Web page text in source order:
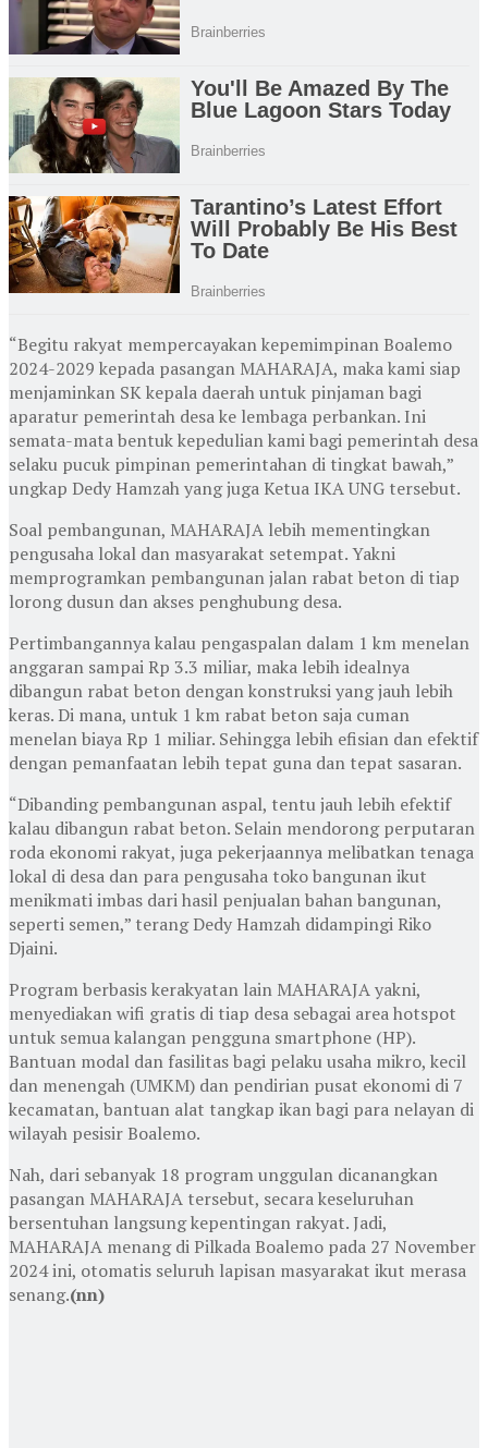
“Begitu rakyat mempercayakan kepemimpinan Boalemo
2024-2029 kepada pasangan MAHARAJA, maka kami siap
menjaminkan SK kepala daerah untuk pinjaman bagi
aparatur pemerintah desa ke lembaga perbankan. Ini
semata-mata bentuk kepedulian kami bagi pemerintah desa
selaku pucuk pimpinan pemerintahan di tingkat bawah,”
ungkap Dedy Hamzah yang juga Ketua IKA UNG tersebut.
Soal pembangunan, MAHARAJA lebih mementingkan
pengusaha lokal dan masyarakat setempat. Yakni
memprogramkan pembangunan jalan rabat beton di tiap
lorong dusun dan akses penghubung desa.
Pertimbangannya kalau pengaspalan dalam 1 km menelan
anggaran sampai Rp 3.3 miliar, maka lebih idealnya
dibangun rabat beton dengan konstruksi yang jauh lebih
keras. Di mana, untuk 1 km rabat beton saja cuman
menelan biaya Rp 1 miliar. Sehingga lebih efisian dan efektif
dengan pemanfaatan lebih tepat guna dan tepat sasaran.
“Dibanding pembangunan aspal, tentu jauh lebih efektif
kalau dibangun rabat beton. Selain mendorong perputaran
roda ekonomi rakyat, juga pekerjaannya melibatkan tenaga
lokal di desa dan para pengusaha toko bangunan ikut
menikmati imbas dari hasil penjualan bahan bangunan,
seperti semen,” terang Dedy Hamzah didampingi Riko
Djaini.
Program berbasis kerakyatan lain MAHARAJA yakni,
menyediakan wifi gratis di tiap desa sebagai area hotspot
untuk semua kalangan pengguna smartphone (HP).
Bantuan modal dan fasilitas bagi pelaku usaha mikro, kecil
dan menengah (UMKM) dan pendirian pusat ekonomi di 7
kecamatan, bantuan alat tangkap ikan bagi para nelayan di
wilayah pesisir Boalemo.
Nah, dari sebanyak 18 program unggulan dicanangkan
pasangan MAHARAJA tersebut, secara keseluruhan
bersentuhan langsung kepentingan rakyat. Jadi,
MAHARAJA menang di Pilkada Boalemo pada 27 November
2024 ini, otomatis seluruh lapisan masyarakat ikut merasa
senang.(nn)